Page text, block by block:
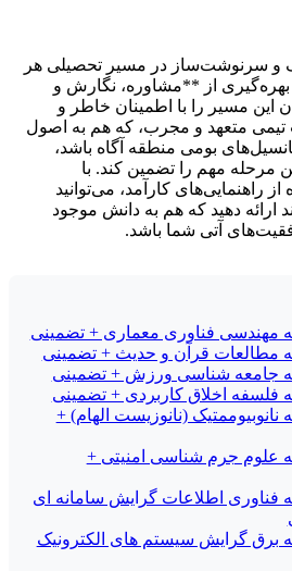
و سرنوشت‌ساز در مسیر تحصیلی هر
از **مشاوره، نگارش و
مسیر را با اطمینان خاطر و
تیمی متعهد و مجرب، که هم به اصول
بومی منطقه آگاه باشد،
مرحله مهم را تضمین کند. با
راهنمایی‌های کارآمد، می‌توانید
ارائه دهید که هم به دانش موجود
آتی شما باشد.
مهندسی فناوری معماری + تضمینی
مطالعات قرآن و حدیث + تضمینی
جامعه شناسی ورزش + تضمینی
فلسفه اخلاق کاربردی + تضمینی
نانوبیوممتیک (نانوزیست الهام) +
علوم جرم شناسی امنیتی +
فناوری اطلاعات گرایش سامانه ای
برق گرایش سیستم های الکترونیک